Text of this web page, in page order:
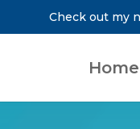
Check out my
Home